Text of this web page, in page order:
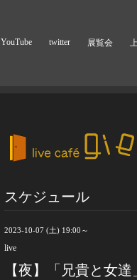
YouTube twitter 展覧会
スケジュール
2023-10-07 (土) 19:00～
live
【夜】「兄貴と女